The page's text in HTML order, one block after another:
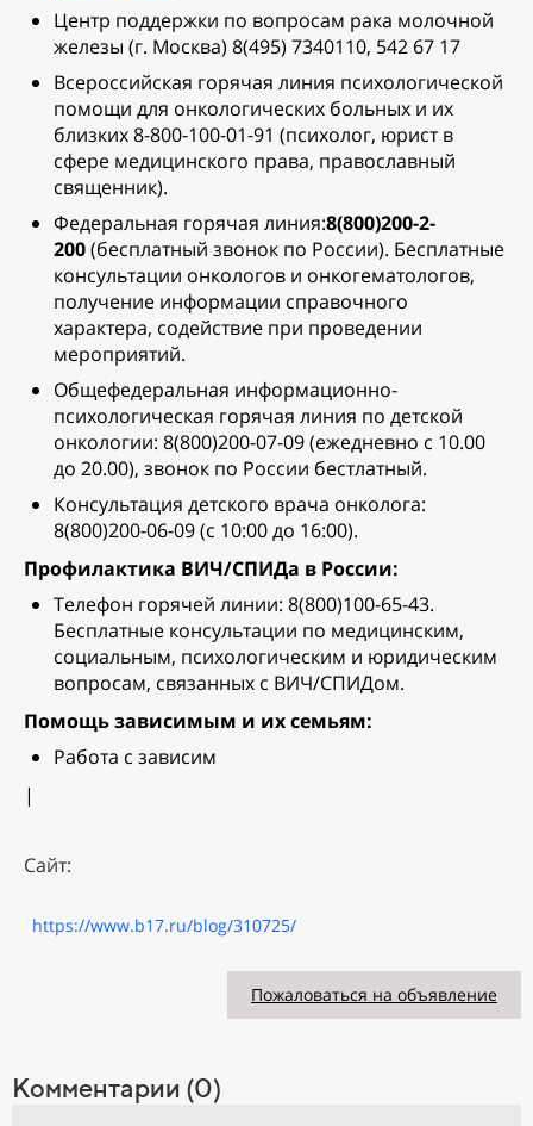
Центр поддержки по вопросам рака молочной
железы (г. Москва) 8(495) 7340110, 542 67 17
Всероссийская горячая линия психологической
помощи для онкологических больных и их
близких 8-800-100-01-91 (психолог, юрист в
сфере медицинского права, православный
священник).
Федеральная горячая линия:8(800)200-2-
200(бесплатный звонок по России). Бесплатные
консультации онкологов и онкогематологов,
получение информации справочного
характера, содействие при проведении
мероприятий.
Общефедеральная информационно-
психологическая горячая линия по детской
онкологии: 8(800)200-07-09 (ежедневно с 10.00
до 20.00), звонок по России бестлатный.
Консультация детского врача онколога:
8(800)200-06-09 (с 10:00 до 16:00).
Профилактика ВИЧ/СПИДа в России:
Телефон горячей линии: 8(800)100-65-43.
Бесплатные консультации по медицинским,
социальным, психологическим и юридическим
вопросам, связанных с ВИЧ/СПИДом.
Помощь зависимым и их семьям:
Работа с зависим
|
Сайт:
https://www.b17.ru/blog/310725/
Пожаловаться на объявление
Комментарии (0)